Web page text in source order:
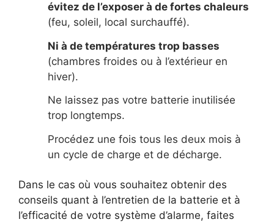
évitez de l’exposer à de fortes chaleurs
(feu, soleil, local surchauffé).
Ni à de températures trop basses
(chambres froides ou à l’extérieur en
hiver).
Ne laissez pas votre batterie inutilisée
trop longtemps.
Procédez une fois tous les deux mois à
un cycle de charge et de décharge.
Dans le cas où vous souhaitez obtenir des
conseils quant à l’entretien de la batterie et à
l’efficacité de votre système d’alarme, faites